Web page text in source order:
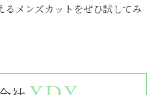
るメンズカットをぜひ試してみ